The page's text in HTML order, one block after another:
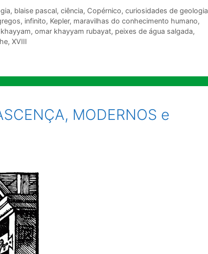
, blaise pascal, ciência, Copérnico, curiosidades de geologia
, infinito, Kepler, maravilhas do conhecimento humano,
, omar khayyam rubayat, peixes de água salgada,
, XVIII
MODERNOS e